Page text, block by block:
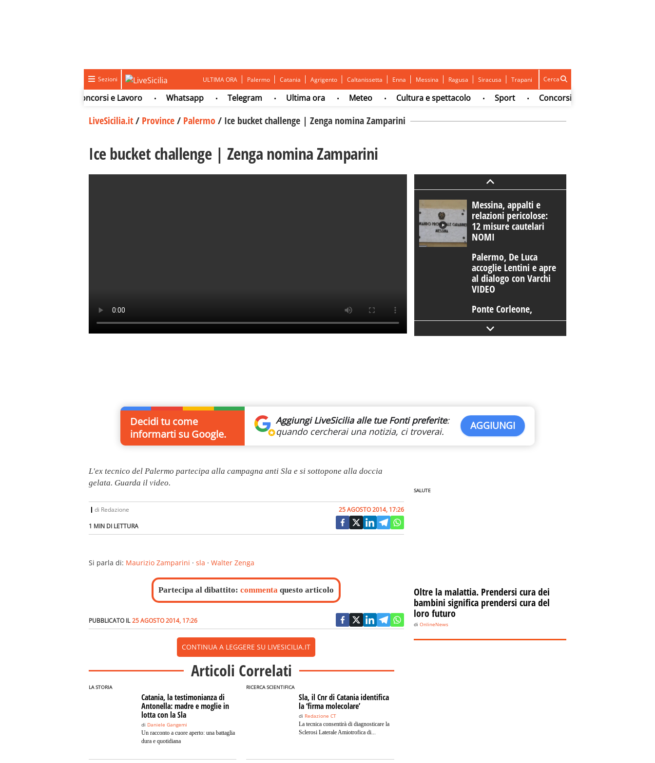
Sezioni ULTIMA ORA Palermo Catania Agrigento Caltanissetta Enna Messina Ragusa Siracusa Trapani Cerca
Concorsi e Lavoro • Whatsapp • Telegram • Ultima ora • Meteo • Cultura e spettacolo • Sport • Concorsi e Lavoro
LiveSicilia.it/ Province/ Palermo/ Ice bucket challenge | Zenga nomina Zamparini
Ice bucket challenge | Zenga nomina Zamparini
Messina, appalti e
relazioni pericolose:
12 misure cautelari
NOMI
Palermo, De Luca
accoglie Lentini e apre
al dialogo con Varchi
VIDEO
Ponte Corleone,
varato l'impalcato
lato monte in
Palermo candidata a
Euro 2032. Lagalla:
"Ho appena firmato"
VIDEO
pestato, 5 arresti
VIDEO
Decidi tu come
informarti su Google.
Aggiungi LiveSicilia alle tue Fonti preferite:
quando cercheraiuna notizia, ci troverai. AGGIUNGI
L'ex tecnico del Palermo partecipa alla campagna anti Sla e si sottopone alla doccia
gelata. Guarda il video.
di Redazione
1 MIN DI LETTURA
25 AGOSTO 2014, 17:26
Si parla di: Maurizio Zamparini · sla · Walter Zenga
Partecipa al dibattito:commenta questo articolo
PUBBLICATO IL 25 AGOSTO 2014, 17:26
CONTINUA A LEGGERE SU LIVESICILIA.IT
Articoli Correlati
LA STORIA
Catania, la testimonianza di
Antonella: madre e moglie in
lotta con la Sla
di Daniele Gangemi
Un racconto a cuore aperto: una battaglia
dura e quotidiana
RICERCA SCIENTIFICA
Sla, il Cnr di Catania identifica
la ‘firma molecolare’
di Redazione CT
La tecnica consentirà di diagnosticare la
Sclerosi Laterale Amiotrofica di...
SALUTE
Oltre la malattia. Prendersi cura dei
bambini significa prendersi cura del
loro futuro
di OnlineNews